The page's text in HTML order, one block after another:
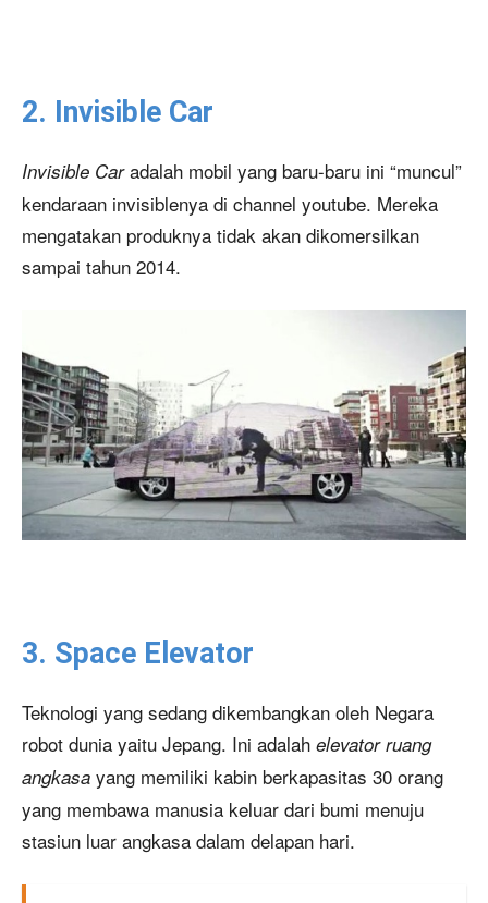
2. Invisible Car
Invisible Caradalah mobil yang baru-baru ini “muncul”
kendaraan invisiblenya di channel youtube. Mereka
mengatakan produknya tidak akan dikomersilkan
sampai tahun 2014.
3. Space Elevator
Teknologi yang sedang dikembangkan oleh Negara
robot dunia yaitu Jepang. Ini adalah elevator ruang
angkasa yang memiliki kabin berkapasitas 30 orang
yang membawa manusia keluar dari bumi menuju
stasiun luar angkasa dalam delapan hari.